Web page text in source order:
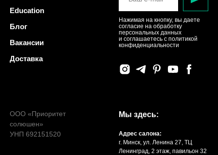
Education
Блог
Вакансии
Доставка
Нажимая на кнопку, вы даете
согласие на обработку
персональных данных
и соглашаетесь c политикой
конфиденциальности
ООО «Приоритет
солюшен»
УНП 692151520
Мы здесь:
Адрес салона:
г. Минск, ул. Ленина 27, ТЦ
Ленинград, 2 этаж, павильон 32